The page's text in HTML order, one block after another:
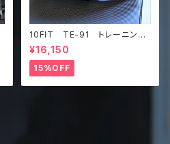
10FIT TE-91 トレーニング
ベルト リフティングベルト パ
ワーベルト レザー ブラウ
ン lifting belt power belt
¥16,150
15%OFF